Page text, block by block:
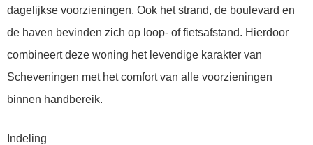
dagelijkse voorzieningen. Ook het strand, de boulevard en
de haven bevinden zich op loop- of fietsafstand. Hierdoor
combineert deze woning het levendige karakter van
Scheveningen met het comfort van alle voorzieningen
binnen handbereik.
Indeling